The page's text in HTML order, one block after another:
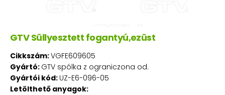
GTV Süllyesztett fogantyú,ezüst
Cikkszám:VGFE609605
Gyártó: GTV spólka z ograniczona od.
Gyártói kód: UZ-E6-096-05
Letölthető anyagok: